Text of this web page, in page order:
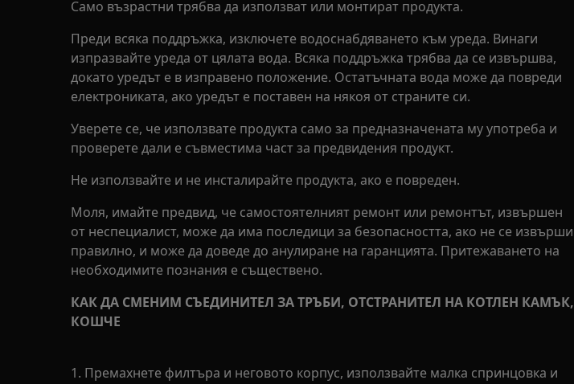
Само възрастни трябва да използват или монтират продукта.
Преди всяка поддръжка, изключете водоснабдяването към уреда. Винаги
изпразвайте уреда от цялата вода. Всяка поддръжка трябва да се извършва,
докато уредът е в изправено положение. Остатъчната вода може да повреди
електрониката, ако уредът е поставен на някоя от страните си.
Уверете се, че използвате продукта само за предназначената му употреба и
проверете дали е съвместима част за предвидения продукт.
Не използвайте и не инсталирайте продукта, ако е повреден.
Моля, имайте предвид, че самостоятелният ремонт или ремонтът, извършен
от неспециалист, може да има последици за безопасността, ако не се извърши
правилно, и може да доведе до анулиране на гаранцията. Притежаването на
необходимите познания е съществено.
КАК ДА СМЕНИМ СЪЕДИНИТЕЛ ЗА ТРЪБИ, ОТСТРАНИТЕЛ НА КОТЛЕН КАМЪК,
КОШЧЕ
1. Премахнете филтъра и неговото корпус, използвайте малка спринцовка и